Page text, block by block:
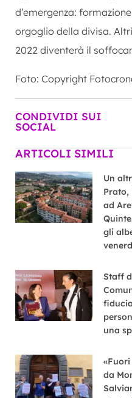
d’emergenza:
orgoglio della divisa.
2022 diventerà il
Foto: Copyright
CONDIVIDI SUI
SOCIAL
ARTICOLI SIMILI
Un
Prato,
ad
gli
Staff
una
da